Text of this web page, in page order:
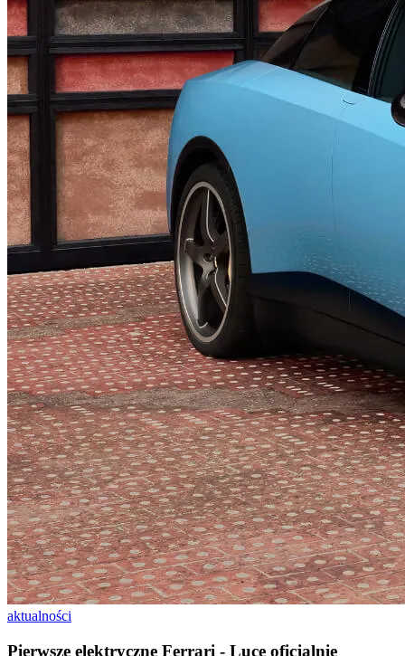
aktualności
Pierwsze elektryczne Ferrari - Luce oficjalnie